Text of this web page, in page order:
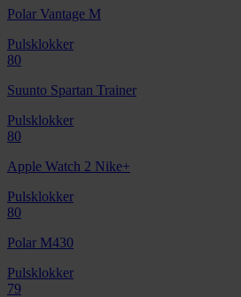
Polar Vantage M
Pulsklokker
80
Suunto Spartan Trainer
Pulsklokker
80
Apple Watch 2 Nike+
Pulsklokker
80
Polar M430
Pulsklokker
79